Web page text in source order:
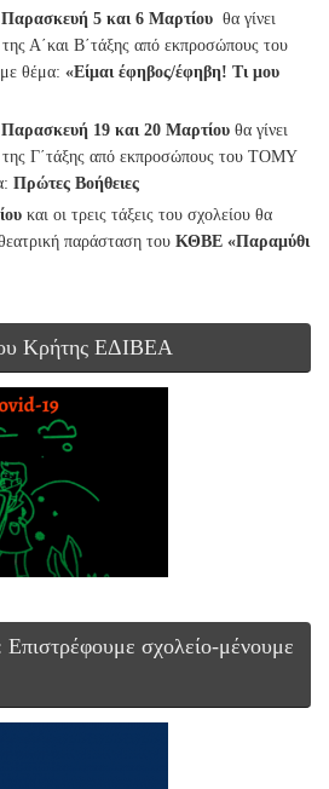
5 και 6 Μαρτίου θα γίνει
Α΄και Β΄τάξης από εκπροσώπους του
θέμα: «Είμαι έφηβος/έφηβη! Τι μου
Παρασκευή 19 και 20 Μαρτίου θα γίνει
της Γ΄τάξης από εκπροσώπους του ΤΟΜΥ
Πρώτες Βοήθειες
και οι τρεις τάξεις του σχολείου θα
παράσταση του ΚΘΒΕ «Παραμύθι
Κρήτης ΕΔΙΒΕΑ
Επιστρέφουμε σχολείο-μένουμε